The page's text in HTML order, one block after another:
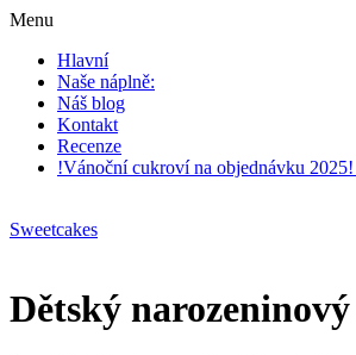
Menu
Hlavní
Naše náplně:
Náš blog
Kontakt
Recenze
!Vánoční cukroví na objednávku
Sweetcakes
Dětský